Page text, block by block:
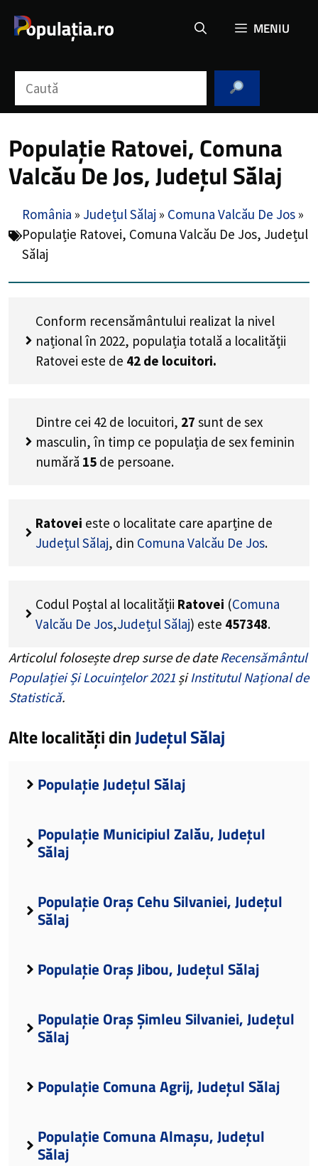
MENIU
Populație Ratovei, Comuna
Valcău De Jos, Județul Sălaj
România » Județul Sălaj » Comuna Valcău De Jos »
Populație Ratovei, Comuna Valcău De Jos, Județul
Sălaj
Conform recensământului realizat la nivel
național în 2022, populația totală a localității
Ratovei este de 42 de locuitori.
Dintre cei 42 de locuitori, 27 sunt de sex
masculin, în timp ce populația de sex feminin
numără 15 de persoane.
Ratovei este o localitate care aparține de
Județul Sălaj, din Comuna Valcău De Jos.
Codul Poștal al localității Ratovei (Comuna
Valcău De Jos,Județul Sălaj) este 457348.
Articolul folosește drep surse de dateRecensământul
Populației Și Locuințelor 2021 șiInstitutul Național de
Statistică.
Alte localități dinJudețul Sălaj
Populație Județul Sălaj
Populație Municipiul Zalău, Județul
Sălaj
Populație Oraș Cehu Silvaniei, Județul
Sălaj
Populație Oraș Jibou, Județul Sălaj
Populație Oraș Șimleu Silvaniei, Județul
Sălaj
Populație Comuna Agrij, Județul Sălaj
Populație Comuna Almașu, Județul
Sălaj